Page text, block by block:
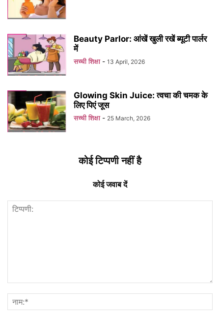
Beauty Parlor: आंखें खुली रखें ब्यूटी पार्लर
में
सच्ची शिक्षा - 13 April, 2026
Glowing Skin Juice: त्वचा की चमक के
लिए पिएं जूस
सच्ची शिक्षा - 25 March, 2026
कोई टिप्पणी नहीं है
कोई जवाब दें